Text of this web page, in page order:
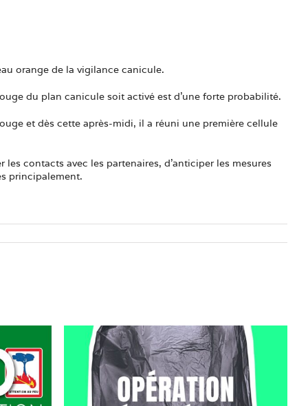
orange de la vigilance canicule.
du plan canicule soit activé est d’une forte probabilité.
et dès cette après-midi, il a réuni une première cellule
contacts avec les partenaires, d’anticiper les mesures
principalement.